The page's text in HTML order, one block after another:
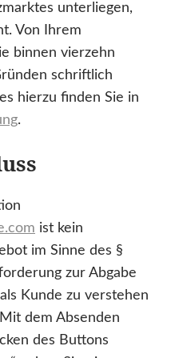
unterliegen,
Von Ihrem
binnen vierzehn
schriftlich
hierzu finden Sie in
.
ist kein
im Sinne des §
zur Abgabe
Kunde zu verstehen
dem Absenden
des Buttons